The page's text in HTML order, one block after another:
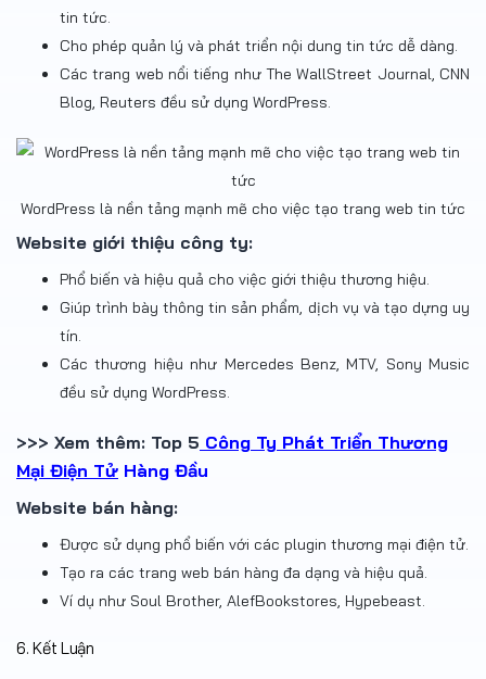
tin tức.
Cho phép quản lý và phát triển nội dung tin tức dễ dàng.
Các trang web nổi tiếng như The WallStreet Journal, CNN
Blog, Reuters đều sử dụng WordPress.
WordPress là nền tảng mạnh mẽ cho việc tạo trang web tin tức
Website giới thiệu công ty:
Phổ biến và hiệu quả cho việc giới thiệu thương hiệu.
Giúp trình bày thông tin sản phẩm, dịch vụ và tạo dựng uy
tín.
Các thương hiệu như Mercedes Benz, MTV, Sony Music
đều sử dụng WordPress.
>>> Xem thêm: Top 5 Công Ty Phát Triển Thương
Mại Điện Tử Hàng Đầu
Website bán hàng:
Được sử dụng phổ biến với các plugin thương mại điện tử.
Tạo ra các trang web bán hàng đa dạng và hiệu quả.
Ví dụ như Soul Brother, AlefBookstores, Hypebeast.
6. Kết Luận